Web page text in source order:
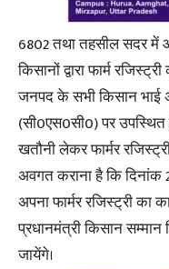
6802 तथा तहसील सदर में
किसानों द्वारा फार्म
जनपद के सभी किसान
(सी0एस0सी0) पर उपस्थित
खतौनी लेकर फार्मर
अवगत कराना है कि
अपना फार्मर रजिस्ट्री का
प्रधानमंत्री किसान
जायेंगे।